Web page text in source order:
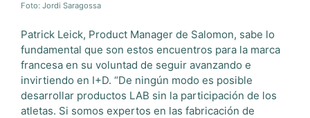
Foto: Jordi Saragossa
Patrick Leick, Product Manager de Salomon, sabe lo
fundamental que son estos encuentros para la marca
francesa en su voluntad de seguir avanzando e
invirtiendo en I+D. “De ningún modo es posible
desarrollar productos LAB sin la participación de los
atletas. Si somos expertos en las fabricación de